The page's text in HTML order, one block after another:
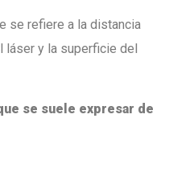
se refiere a la distancia
y la superficie del
se suele expresar de